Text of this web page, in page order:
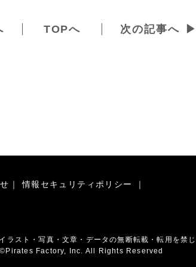
TOPへ 次の記事へ
｜ 情報セキュリティポリシー
｜
ラスト・写真・文章・データの無断転載・転用を禁
Factory, Inc. All Rights Reserved